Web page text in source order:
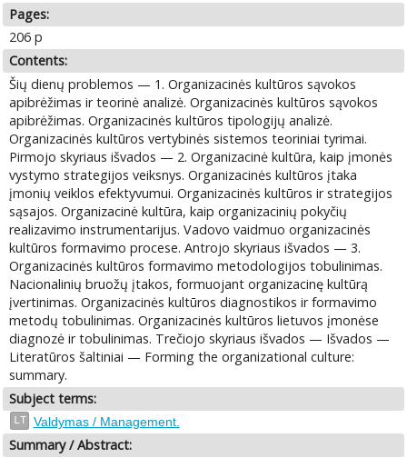
Pages:
206 p
Contents:
Šių dienų problemos — 1. Organizacinės kultūros sąvokos
apibrėžimas ir teorinė analizė. Organizacinės kultūros sąvokos
apibrėžimas. Organizacinės kultūros tipologijų analizė.
Organizacinės kultūros vertybinės sistemos teoriniai tyrimai.
Pirmojo skyriaus išvados — 2. Organizacinė kultūra, kaip įmonės
vystymo strategijos veiksnys. Organizacinės kultūros įtaka
įmonių veiklos efektyvumui. Organizacinės kultūros ir strategijos
sąsajos. Organizacinė kultūra, kaip organizacinių pokyčių
realizavimo instrumentarijus. Vadovo vaidmuo organizacinės
kultūros formavimo procese. Antrojo skyriaus išvados — 3.
Organizacinės kultūros formavimo metodologijos tobulinimas.
Nacionalinių bruožų įtakos, formuojant organizacinę kultūrą
įvertinimas. Organizacinės kultūros diagnostikos ir formavimo
metodų tobulinimas. Organizacinės kultūros lietuvos įmonėse
diagnozė ir tobulinimas. Trečiojo skyriaus išvados — Išvados —
Literatūros šaltiniai — Forming the organizational culture:
summary.
Subject terms:
LT Valdymas / Management.
Summary / Abstract: